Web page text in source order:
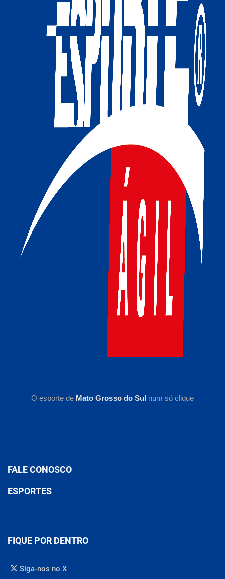
O esporte de Mato Grosso do Sul num só clique
FALE CONOSCO
ESPORTES
FIQUE POR DENTRO
Siga-nos no X